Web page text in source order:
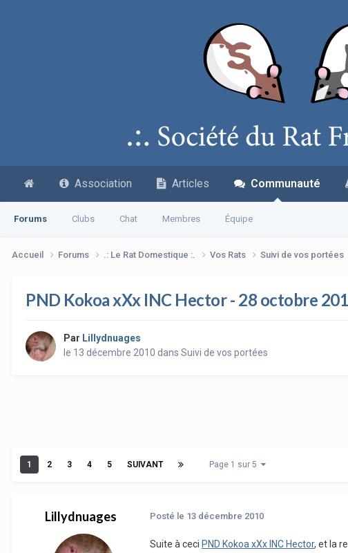
Association Articles Communauté
Forums Clubs Chat Membres Équipe
Accueil Forums .: Le Rat Domestique :. Vos Rats Suivi de vos portées
PND Kokoa xXx INC Hector - 28 octobre
Par Lillydnuages
le 13 décembre 2010 dans Suivi de vos portées
1 2 3 4 5 SUIVANT Page 1 sur 5
Lillydnuages Posté le 13 décembre 2010
Suite à ceci PND Kokoa xXx INC Hector, et la